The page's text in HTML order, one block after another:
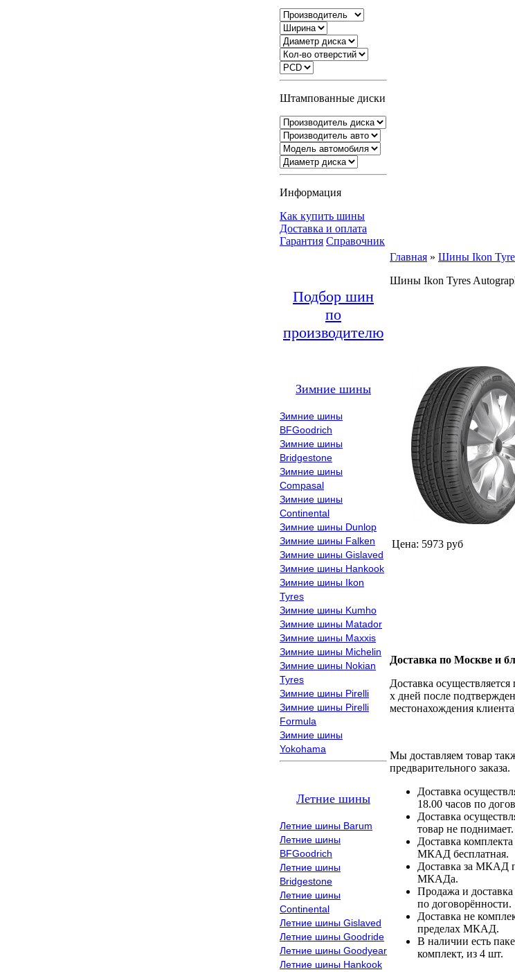
Штампованные диски
Информация
Как купить шины
Доставка и оплата
Гарантия Справочник
Подбор шин
по
производителю
Зимние шины
Зимние шины
BFGoodrich
Зимние шины
Bridgestone
Зимние шины
Compasal
Зимние шины
Continental
Зимние шины Dunlop
Зимние шины Falken
Зимние шины Gislaved
Зимние шины Hankook
Зимние шины Ikon
Tyres
Зимние шины Kumho
Зимние шины Matador
Зимние шины Maxxis
Зимние шины Michelin
Зимние шины Nokian
Tyres
Зимние шины Pirelli
Зимние шины Pirelli
Formula
Зимние шины
Yokohama
Летние шины
Летние шины Barum
Летние шины
BFGoodrich
Летние шины
Bridgestone
Летние шины
Continental
Летние шины Gislaved
Летние шины Goodride
Летние шины Goodyear
Летние шины Hankook
Главная » Шины Ikon
Шины Ikon Tyres
Цена: 5973 руб
Доставка по Москве и
Доставка
х дней после
местонахождения
Мы доставляем товар
предварительного заказа.
Доставка
18.00 часов по
Доставка
товар не поднимает.
Доставка
МКАД бесплатная.
Доставка за МКАД
МКАДа.
Продажа и доставка
по договорённости.
Доставка не
пределах МКАД.
В наличии есть
комплект, из 4 шт.